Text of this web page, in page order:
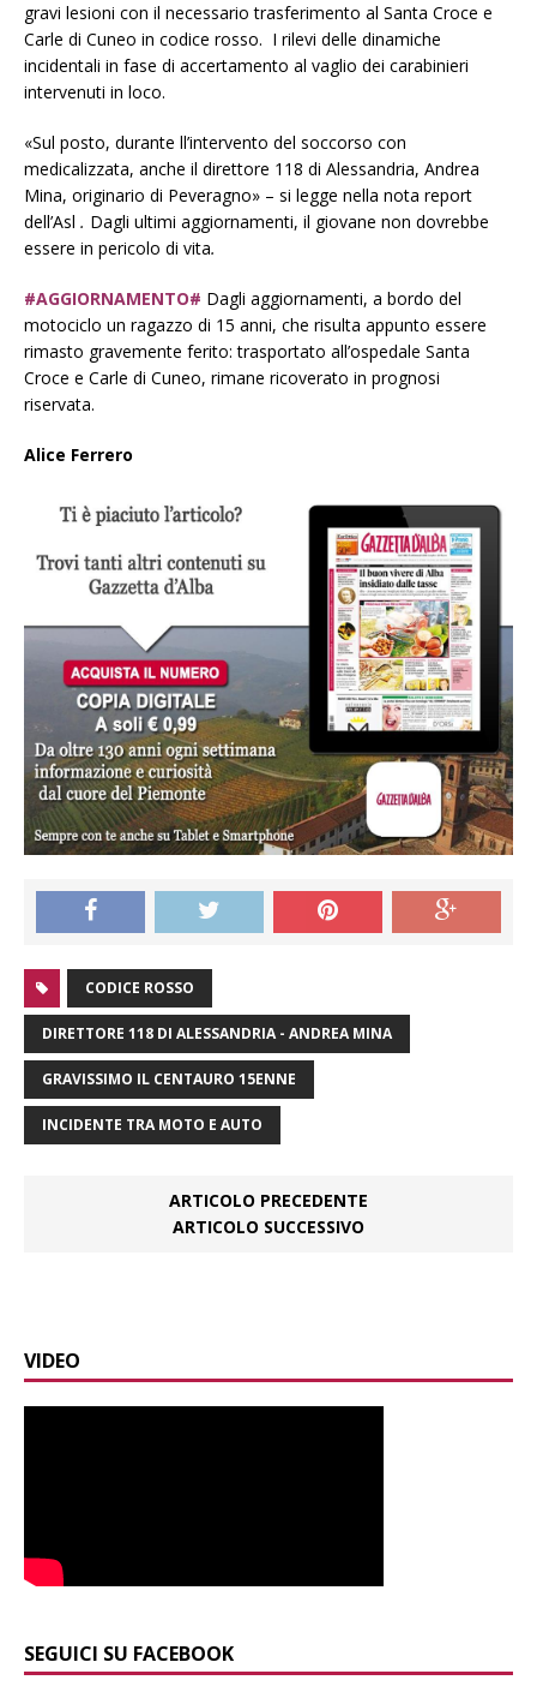
gravi lesioni con il necessario trasferimento al Santa Croce e
Carle di Cuneo in codice rosso. I rilevi delle dinamiche
incidentali in fase di accertamento al vaglio dei carabinieri
intervenuti in loco.
«Sul posto, durante ll’intervento del soccorso con
medicalizzata, anche il direttore 118 di Alessandria, Andrea
Mina, originario di Peveragno» – si legge nella nota report
dell’Asl . Dagli ultimi aggiornamenti, il giovane non dovrebbe
essere in pericolo di vita.
#AGGIORNAMENTO# Dagli aggiornamenti, a bordo del
motociclo un ragazzo di 15 anni, che risulta appunto essere
rimasto gravemente ferito: trasportato all’ospedale Santa
Croce e Carle di Cuneo, rimane ricoverato in prognosi
riservata.
Alice Ferrero
CODICE ROSSO
DIRETTORE 118 DI ALESSANDRIA - ANDREA MINA
GRAVISSIMO IL CENTAURO 15ENNE
INCIDENTE TRA MOTO E AUTO
ARTICOLO PRECEDENTE
ARTICOLO SUCCESSIVO
VIDEO
SEGUICI SU FACEBOOK